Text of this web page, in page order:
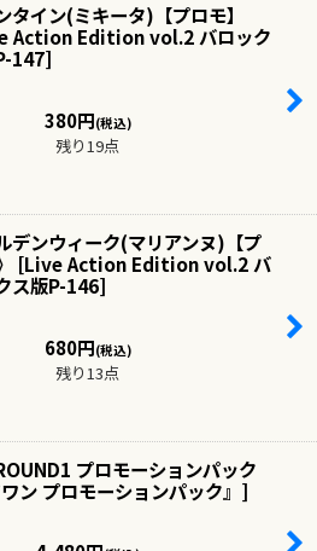
タイン(ミキータ)【プロモ】
Action Edition vol.2 バロック
147]
380円(税込)
残り19点
デンウィーク(マリアンヌ)【プ
[Live Action Edition vol.2 バ
ス版P-146]
680円(税込)
残り13点
プロモーションパック
ン プロモーションパック』 ]